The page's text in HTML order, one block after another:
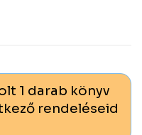
1 darab könyv
rendeléseid